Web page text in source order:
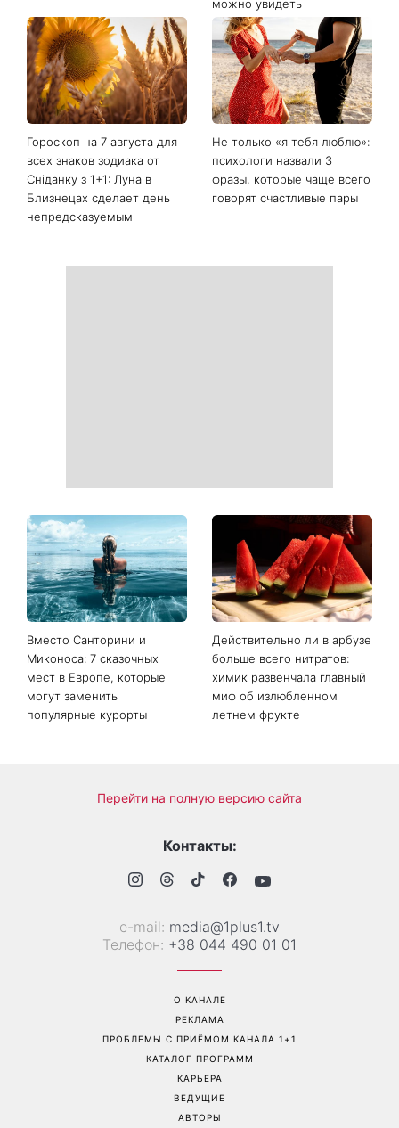
можно увидеть
Гороскоп на 7 августа для
всех знаков зодиака от
Сніданку з 1+1: Луна в
Близнецах сделает день
непредсказуемым
Не только «я тебя люблю»:
психологи назвали 3
фразы, которые чаще всего
говорят счастливые пары
Вместо Санторини и
Миконоса: 7 сказочных
мест в Европе, которые
могут заменить
популярные курорты
Действительно ли в арбузе
больше всего нитратов:
химик развенчала главный
миф об излюбленном
летнем фрукте
Перейти на полную версию сайта
Контакты:
е-mail: media@1plus1.tv
Телефон: +38 044 490 01 01
О КАНАЛЕ
РЕКЛАМА
ПРОБЛЕМЫ С ПРИЁМОМ КАНАЛА 1+1
КАТАЛОГ ПРОГРАММ
КАРЬЕРА
ВЕДУЩИЕ
АВТОРЫ